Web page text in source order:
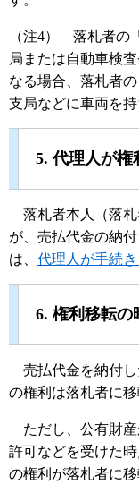
（注4） 落札者の
局または自動車検
なる場合、落札者
支局などに車両を
5. 代理人が権
落札者本人（落札
が、売払代金の納
は、 代理人が手続
6. 権利移転の
売払代金を納付し
の権利は落札者に移
ただし、公有財産
許可などを受けた
の権利が落札者に移